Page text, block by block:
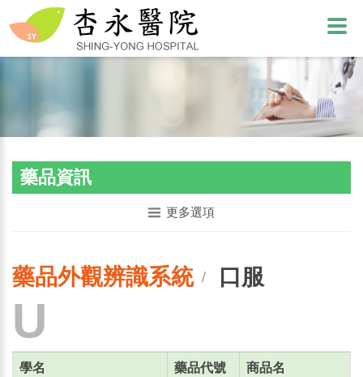
藥品資訊
更多選項
藥品外觀辨識系統/ 口服
U
學名 藥品代號 商品名